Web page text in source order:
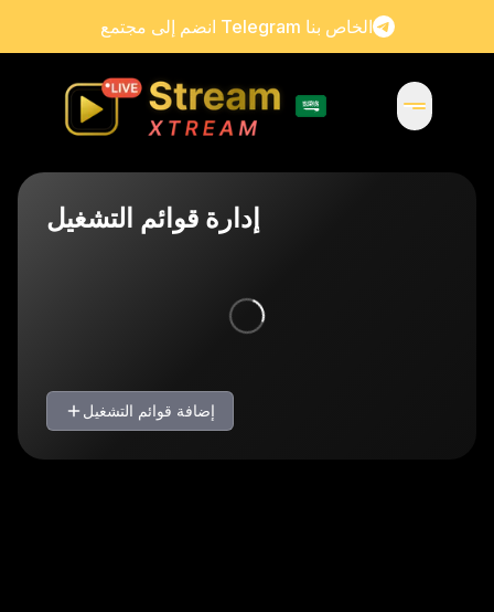
انضم إلى مجتمع Telegram الخاص بنا
إدارة قوائم التشغيل
إضافة قوائم التشغيل